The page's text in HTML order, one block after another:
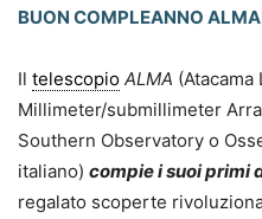
BUON COMPLEANNO
Il telescopio ALMA (Atacama
Millimeter/submillimeter
Southern Observatory o
italiano) compie i suoi primi
regalato scoperte